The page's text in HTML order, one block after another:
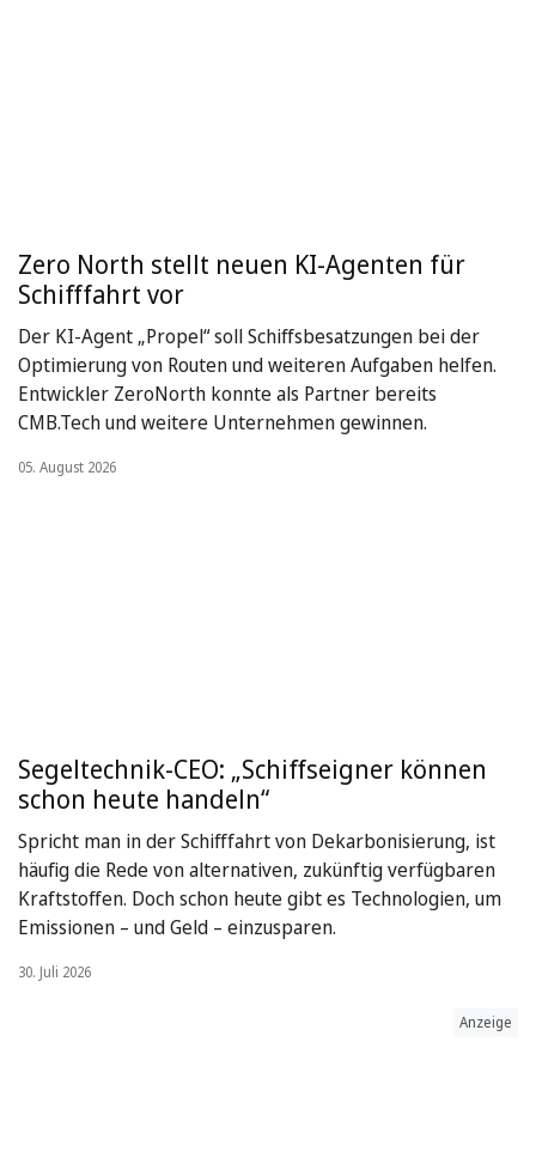
Zero North stellt neuen KI-Agenten für
Schifffahrt vor
Der KI-Agent „Propel“ soll Schiffsbesatzungen bei der
Optimierung von Routen und weiteren Aufgaben helfen.
Entwickler ZeroNorth konnte als Partner bereits
CMB.Tech und weitere Unternehmen gewinnen.
05. August 2026
Segeltechnik-CEO: „Schiffseigner können
schon heute handeln“
Spricht man in der Schifffahrt von Dekarbonisierung, ist
häufig die Rede von alternativen, zukünftig verfügbaren
Kraftstoffen. Doch schon heute gibt es Technologien, um
Emissionen – und Geld – einzusparen.
30. Juli 2026
Anzeige